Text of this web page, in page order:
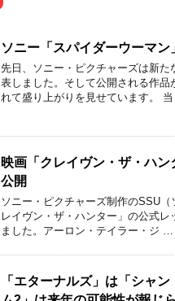
ソニー「スパイダーウーマ
先日、ソニー・ピクチャーズは新
表しました。そして公開される作品
れて盛り上がりを見せています。 当
映画「クレイヴン・ザ・ハ
公開
ソニー・ピクチャーズ制作のSSU
レイヴン・ザ・ハンター」の公式
ました。アーロン・テイラー・ジ …
「エターナルズ」は「シャ